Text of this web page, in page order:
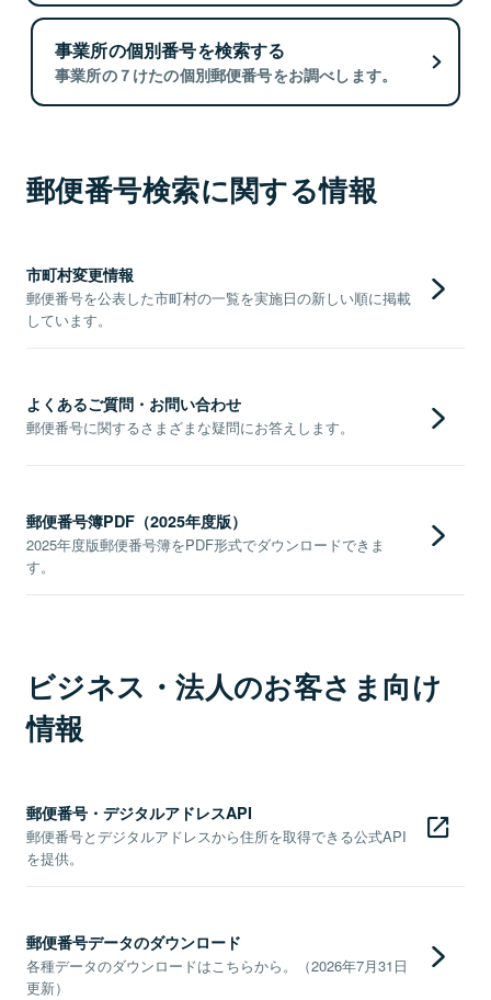
事業所の個別番号を検索する
事業所の７けたの個別郵便番号をお調べします。
郵便番号検索に関する情報
市町村変更情報
郵便番号を公表した市町村の一覧を実施日の新しい順に掲載
しています。
よくあるご質問・お問い合わせ
郵便番号に関するさまざまな疑問にお答えします。
郵便番号簿PDF（2025年度版）
2025年度版郵便番号簿をPDF形式でダウンロードできま
す。
ビジネス・法人のお客さま向け
情報
郵便番号・デジタルアドレスAPI
郵便番号とデジタルアドレスから住所を取得できる公式API
を提供。
郵便番号データのダウンロード
各種データのダウンロードはこちらから。（2026年7月31日
更新）